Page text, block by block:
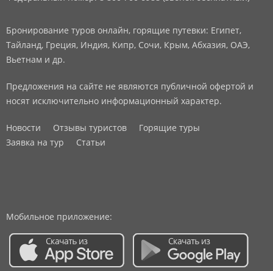
Бронирование туров онлайн, горящие путевки: Египет,
Тайланд, Греция, Индия, Кипр, Сочи, Крым, Абхазия, ОАЭ,
Вьетнам и др.
Предложения на сайте не являются публичной офертой и
носят исключительно информационный характер.
Новости Отзывы туристов
Горящие туры
Заявка на тур
Статьи
Мобильное приложение: